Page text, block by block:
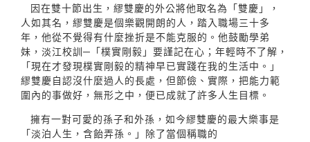
因在雙十節出生，繆雙慶的外公將他取名為「雙慶」，
人如其名，繆雙慶是個樂觀開朗的人，踏入職場三十多
年，他從不覺得有什麼挫折是不能克服的。他鼓勵學弟
妹，淡江校訓─「樸實剛毅」要謹記在心；年輕時不了解，
「現在才發現樸實剛毅的精神早已實踐在我的生活中。」
繆雙慶自認沒什麼過人的長處，但節儉、實際，把能力範
圍內的事做好，無形之中，便已成就了許多人生目標。
擁有一對可愛的孫子和外孫，如今繆雙慶的最大樂事是
「淡泊人生，含飴弄孫。」除了當個稱職的